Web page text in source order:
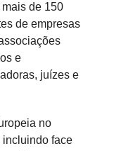
de 150
de empresas
e
juízes e
no
face